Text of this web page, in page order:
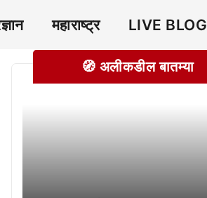
महाराष्ट्र LIVE BLOG
🧭 अलीकडील बातम्या